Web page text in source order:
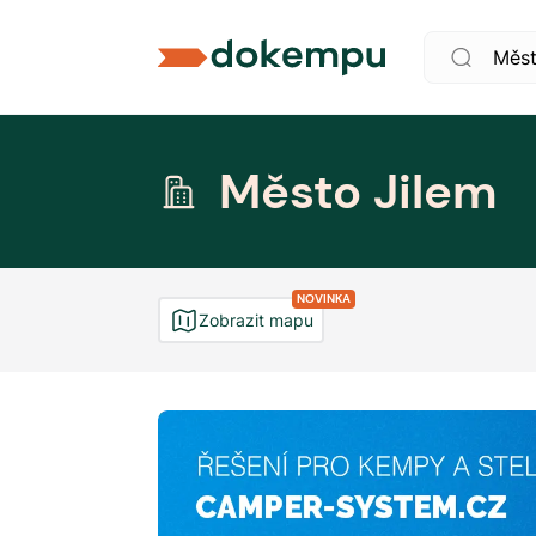
Město Jilem
NOVINKA
Zobrazit mapu